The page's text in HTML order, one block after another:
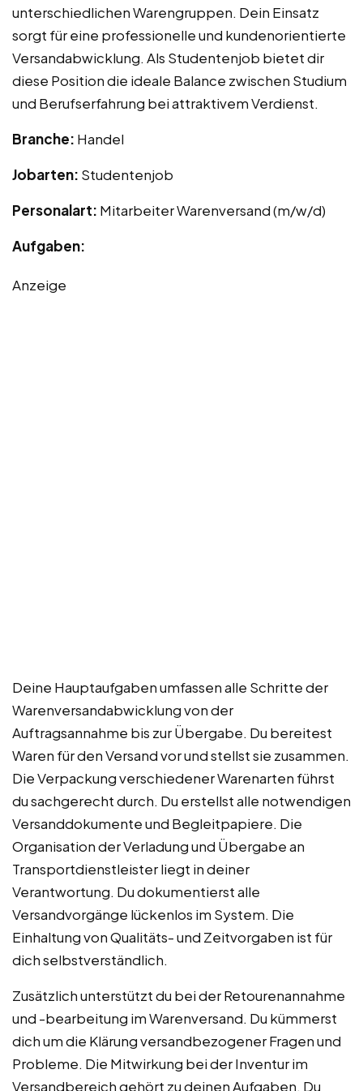
unterschiedlichen Warengruppen. Dein Einsatz
sorgt für eine professionelle und kundenorientierte
Versandabwicklung. Als Studentenjob bietet dir
diese Position die ideale Balance zwischen Studium
und Berufserfahrung bei attraktivem Verdienst.
Branche: Handel
Jobarten: Studentenjob
Personalart: Mitarbeiter Warenversand (m/w/d)
Aufgaben:
Anzeige
Deine Hauptaufgaben umfassen alle Schritte der
Warenversandabwicklung von der
Auftragsannahme bis zur Übergabe. Du bereitest
Waren für den Versand vor und stellst sie zusammen.
Die Verpackung verschiedener Warenarten führst
du sachgerecht durch. Du erstellst alle notwendigen
Versanddokumente und Begleitpapiere. Die
Organisation der Verladung und Übergabe an
Transportdienstleister liegt in deiner
Verantwortung. Du dokumentierst alle
Versandvorgänge lückenlos im System. Die
Einhaltung von Qualitäts- und Zeitvorgaben ist für
dich selbstverständlich.
Zusätzlich unterstützt du bei der Retourenannahme
und -bearbeitung im Warenversand. Du kümmerst
dich um die Klärung versandbezogener Fragen und
Probleme. Die Mitwirkung bei der Inventur im
Versandbereich gehört zu deinen Aufgaben. Du